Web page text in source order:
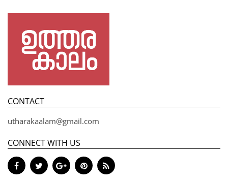
CONTACT
utharakaalam@gmail.com
CONNECT WITH US